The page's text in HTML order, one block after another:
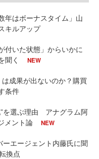
年はボーナスタイム」山
キルアップ
付いた状態」からいかに
聞く
NEW
成果が出ないのか？購買
条件
を選ぶ理由 アナグラム阿
メント論
NEW
ーエージェント内藤氏に聞
換点